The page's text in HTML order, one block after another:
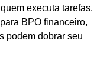
executa tarefas.
BPO financeiro,
podem dobrar seu